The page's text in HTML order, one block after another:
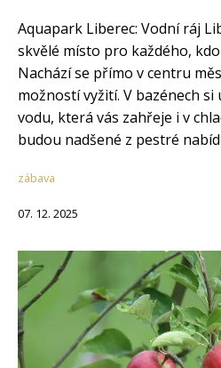
Aquapark Liberec: Vodní ráj
skvělé místo pro každého,
Nachází se přímo v centru
možností vyžití. V bazénech
vodu, která vás zahřeje i v
budou nadšené z pestré
zábava
07. 12. 2025